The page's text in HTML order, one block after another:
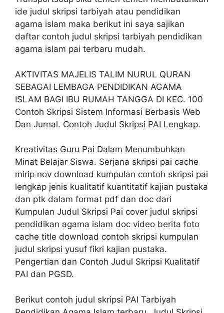
ide judul skripsi tarbiyah atau pendidikan
agama islam maka berikut ini saya sajikan
daftar contoh judul skripsi tarbiyah pendidikan
agama islam pai terbaru mudah.
AKTIVITAS MAJELIS TALIM NURUL QURAN
SEBAGAI LEMBAGA PENDIDIKAN AGAMA
ISLAM BAGI IBU RUMAH TANGGA DI KEC. 100
Contoh Skripsi Sistem Informasi Berbasis Web
Dan Jurnal. Contoh Judul Skripsi PAI Lengkap.
Kreativitas Guru Pai Dalam Menumbuhkan
Minat Belajar Siswa. Serjana skripsi pai cache
mirip nov download kumpulan contoh skripsi pai
lengkap jenis kualitatif kuantitatif kajian pustaka
dan ptk dalam format pdf dan doc dari
Kumpulan Judul Skripsi Pai cover judul skripsi
pendidikan agama islam doc video berita foto
cache title download contoh skripsi kumpulan
judul skripsi yusuf fikri kajian pustaka.
Pengertian dan Contoh Judul Skripsi Kualitatif
PAI dan PGSD.
Berikut contoh judul skripsi PAI Tarbiyah